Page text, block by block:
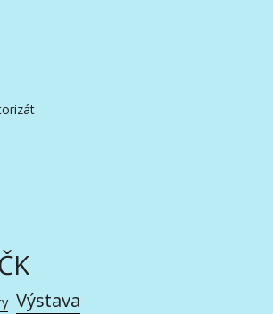
Výstava